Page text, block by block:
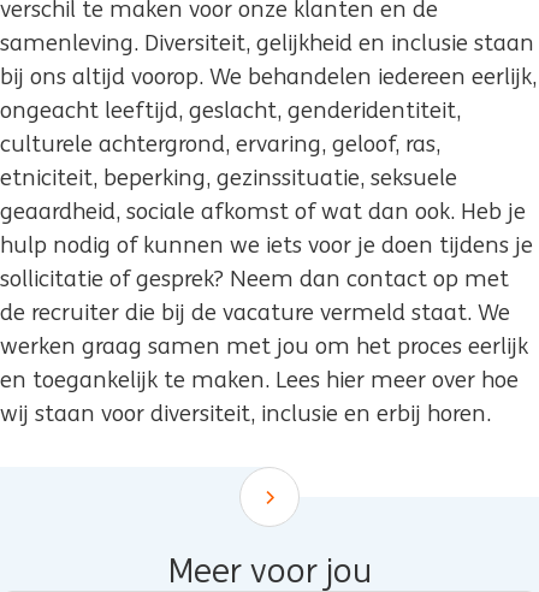
verschil te maken voor onze klanten en de
samenleving. Diversiteit, gelijkheid en inclusie staan
bij ons altijd voorop. We behandelen iedereen eerlijk,
ongeacht leeftijd, geslacht, genderidentiteit,
culturele achtergrond, ervaring, geloof, ras,
etniciteit, beperking, gezinssituatie, seksuele
geaardheid, sociale afkomst of wat dan ook. Heb je
hulp nodig of kunnen we iets voor je doen tijdens je
sollicitatie of gesprek? Neem dan contact op met
de recruiter die bij de vacature vermeld staat. We
werken graag samen met jou om het proces eerlijk
en toegankelijk te maken. Lees hier meer over hoe
wij staan voor diversiteit, inclusie en erbij horen.
Scroll down
Meer voor jou